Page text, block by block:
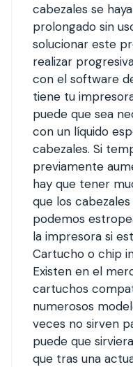
cabezales se
prolongado sin
solucionar este
realizar
con el software
tiene tu
puede que sea
con un líquido
cabezales. Si
previamente
hay que tener
que los
podemos
la impresora si
Cartucho o chip
Existen en el
cartuchos
numerosos
veces no sirven
puede que
que tras una